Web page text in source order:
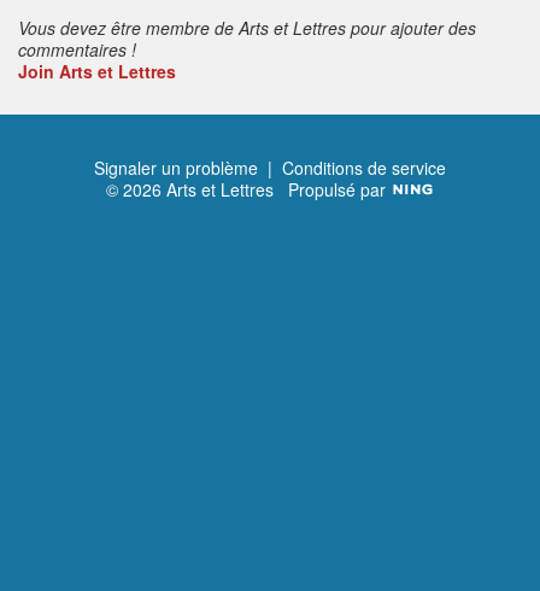
Vous devez être membre de Arts et Lettres pour ajouter des
commentaires !
Join Arts et Lettres
Signaler un problème | Conditions de service
© 2026 Arts et Lettres Propulsé par